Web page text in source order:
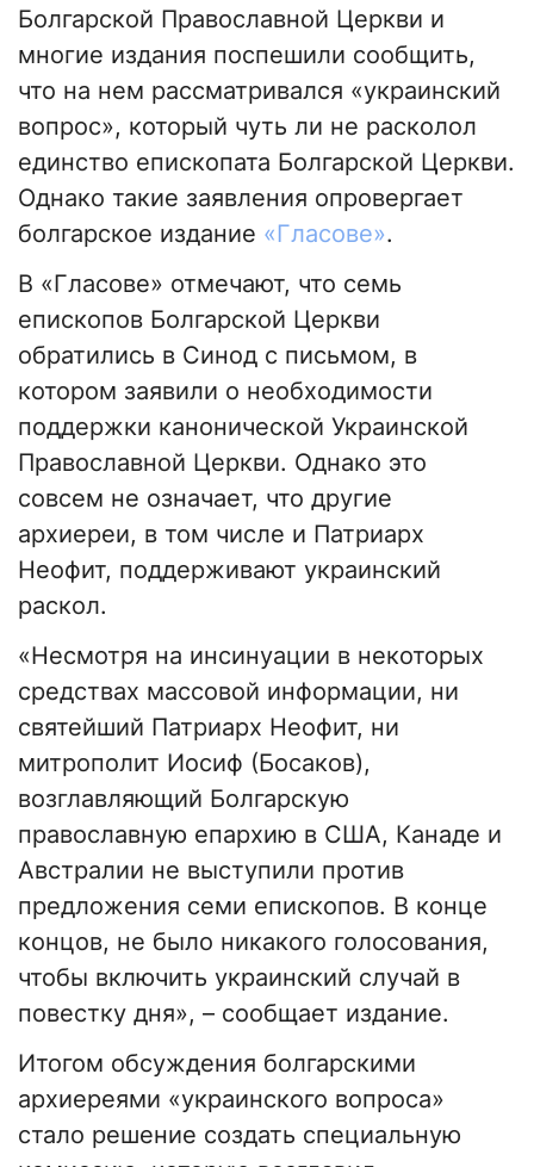
Болгарской Православной Церкви и
многие издания поспешили сообщить,
что на нем рассматривался «украинский
вопрос», который чуть ли не расколол
единство епископата Болгарской Церкви.
Однако такие заявления опровергает
болгарское издание «Гласове».
В «Гласове» отмечают, что семь
епископов Болгарской Церкви
обратились в Синод с письмом, в
котором заявили о необходимости
поддержки канонической Украинской
Православной Церкви. Однако это
совсем не означает, что другие
архиереи, в том числе и Патриарх
Неофит, поддерживают украинский
раскол.
«Несмотря на инсинуации в некоторых
средствах массовой информации, ни
святейший Патриарх Неофит, ни
митрополит Иосиф (Босаков),
возглавляющий Болгарскую
православную епархию в США, Канаде и
Австралии не выступили против
предложения семи епископов. В конце
концов, не было никакого голосования,
чтобы включить украинский случай в
повестку дня», – сообщает издание.
Итогом обсуждения болгарскими
архиереями «украинского вопроса»
стало решение создать специальную